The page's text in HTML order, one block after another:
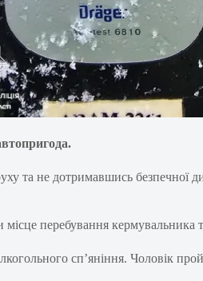
та не дотримавшись безпечної
перебування кермувальника
сп’яніння. Чоловік